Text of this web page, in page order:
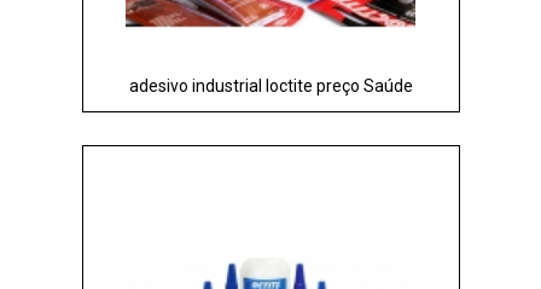
adesivo industrial loctite preço Saúde